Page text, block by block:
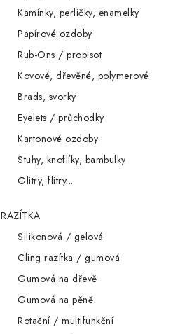
Kamínky, perličky, enamelky
Papírové ozdoby
Rub-Ons / propisot
Kovové, dřevěné, polymerové
Brads, svorky
Eyelets / průchodky
Kartonové ozdoby
Stuhy, knoflíky, bambulky
Glitry, flitry...
RAZÍTKA
Silikonová / gelová
Cling razítka / gumová
Gumová na dřevě
Gumová na pěně
Rotační / multifunkční